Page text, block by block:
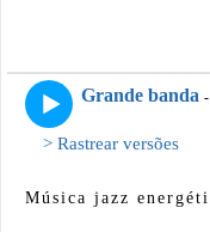
Grande banda
> Rastrear versões
Música jazz